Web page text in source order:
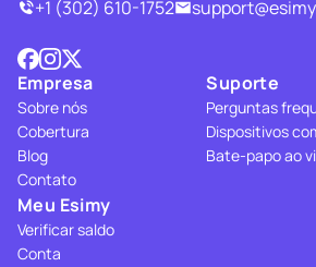
+1 (302) 610-1752
Empresa
Sobre nós
Cobertura
Blog
Contato
Suporte
Perguntas
Dispositivos
Bate-papo ao
Meu Esimy
Verificar saldo
Conta